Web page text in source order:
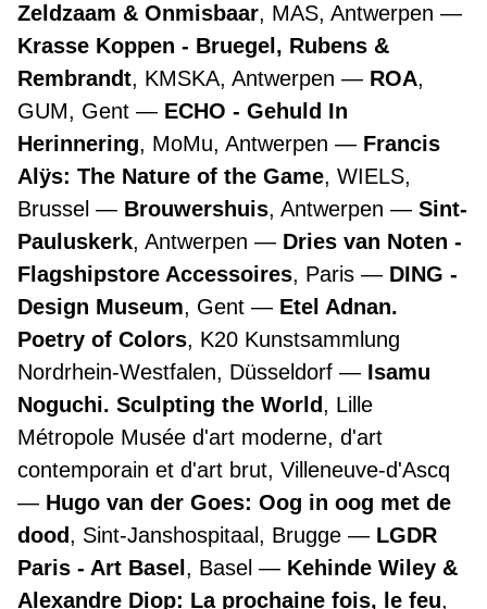
Zeldzaam & Onmisbaar, MAS, Antwerpen
Krasse Koppen - Bruegel, Rubens &
Rembrandt, KMSKA, Antwerpen ROA,
GUM, Gent
ECHO - Gehuld In
Herinnering, MoMu, Antwerpen
Francis
Alÿs: The Nature of the Game, WIELS,
Brussel
Brouwershuis, Antwerpen
Sint-
Pauluskerk, Antwerpen
Dries van Noten -
Flagshipstore Accessoires, Paris
DING -
Design Museum, Gent
Etel Adnan.
Poetry of Colors, K20 Kunstsammlung
Nordrhein-Westfalen, Düsseldorf
Isamu
Noguchi. Sculpting the World, Lille
Métropole Musée d'art moderne, d'art
contemporain et d'art brut, Villeneuve-d'Ascq
Hugo van der Goes: Oog in oog met de
dood, Sint-Janshospitaal, Brugge
LGDR
Paris - Art Basel , Basel
Kehinde Wiley &
Alexandre Diop: La prochaine fois, le feu,